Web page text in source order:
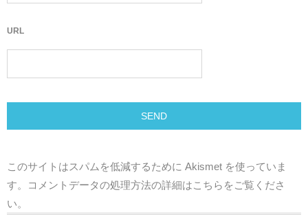
URL
このサイトはスパムを低減するために Akismet を使っていま
す。
コメントデータの処理方法の詳細はこちらをご覧くださ
い。